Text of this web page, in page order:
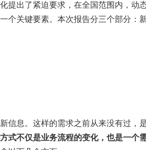
提出了紧迫要求，在全国范围内，动
个关键要素。本次报告分三个部分：
信息。这样的需求之前从来没有过，
式不仅是业务流程的变化，也是一个